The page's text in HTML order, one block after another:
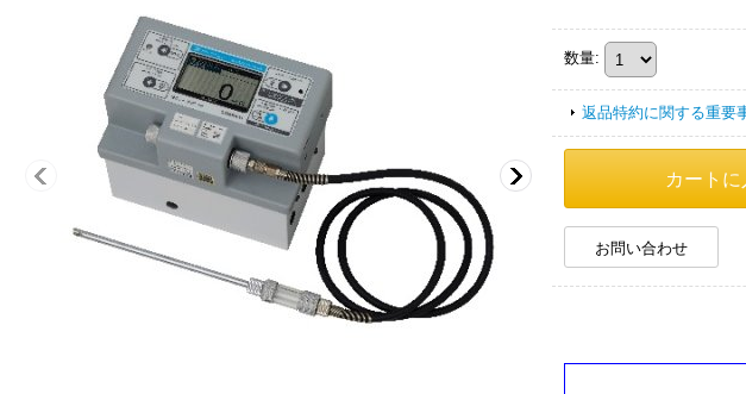
数量:
返品特約に関する重要
お問い合わせ